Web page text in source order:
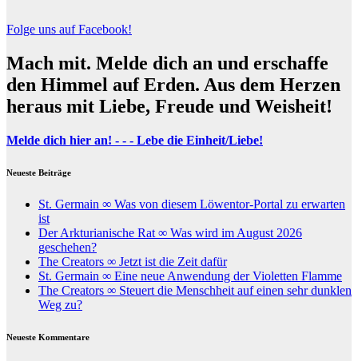
Folge uns auf Facebook!
Mach mit. Melde dich an und erschaffe
den Himmel auf Erden. Aus dem Herzen
heraus mit Liebe, Freude und Weisheit!
Melde dich hier an! - - - Lebe die Einheit/Liebe!
Neueste Beiträge
St. Germain ∞ Was von diesem Löwentor-Portal zu erwarten
ist
Der Arkturianische Rat ∞ Was wird im August 2026
geschehen?
The Creators ∞ Jetzt ist die Zeit dafür
St. Germain ∞ Eine neue Anwendung der Violetten Flamme
The Creators ∞ Steuert die Menschheit auf einen sehr dunklen
Weg zu?
Neueste Kommentare